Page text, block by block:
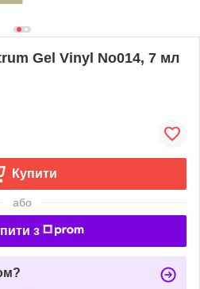
Gel Vinyl No014, 7 мл
Купити
або
з